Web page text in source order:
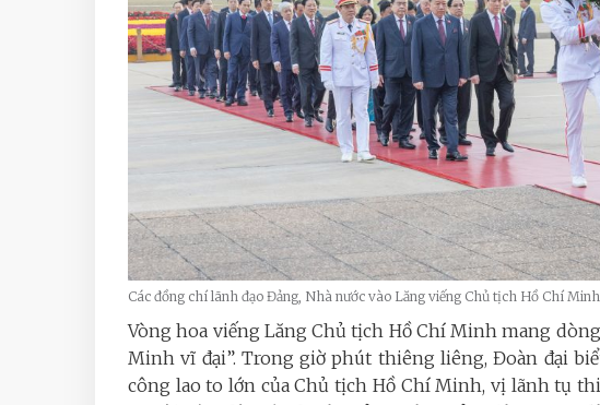
Các đồng chí lãnh đạo Đảng, Nhà nước vào Lăng viếng Chủ tịch Hồ Chí
Vòng hoa viếng Lăng Chủ tịch Hồ Chí Minh mang
Minh vĩ đại”. Trong giờ phút thiêng liêng, Đoàn đại
công lao to lớn của Chủ tịch Hồ Chí Minh, vị lãnh tụ